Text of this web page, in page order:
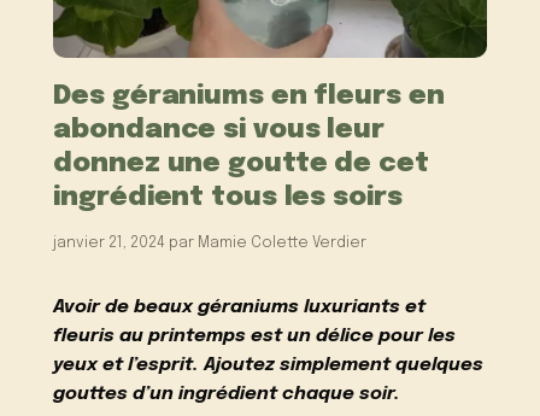
Des géraniums en fleurs en
abondance si vous leur
donnez une goutte de cet
ingrédient tous les soirs
janvier 21, 2024 par Mamie Colette Verdier
Avoir de beaux géraniums luxuriants et
fleuris au printemps est un délice pour les
yeux et l’esprit. Ajoutez simplement quelques
gouttes d’un ingrédient chaque soir.